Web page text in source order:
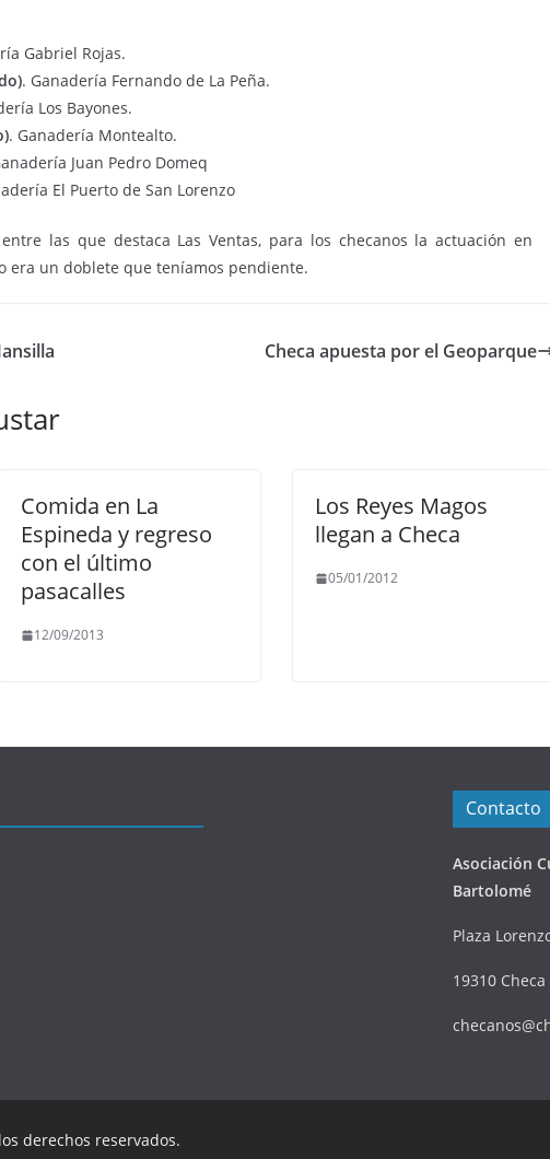
Gabriel Rojas.
. Ganadería Fernando de La Peña.
Los Bayones.
. Ganadería Montealto.
Juan Pedro Domeq
El Puerto de San Lorenzo
las que destaca Las Ventas, para los checanos la actuación en
era un doblete que teníamos pendiente.
Checa apuesta por el Geoparque
Comida en La
Espineda y regreso
con el último
pasacalles
12/09/2013
Los Reyes Magos
llegan a Checa
05/01/2012
Contacto
Asociación
Bartolomé
Plaza
19310
derechos reservados.